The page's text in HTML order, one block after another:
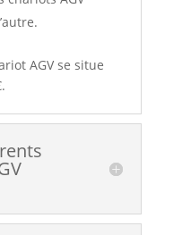
AGV se situe